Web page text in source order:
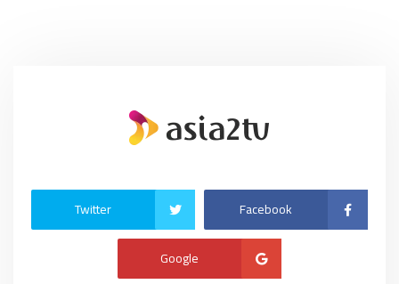
Facebook
Twitter
Google